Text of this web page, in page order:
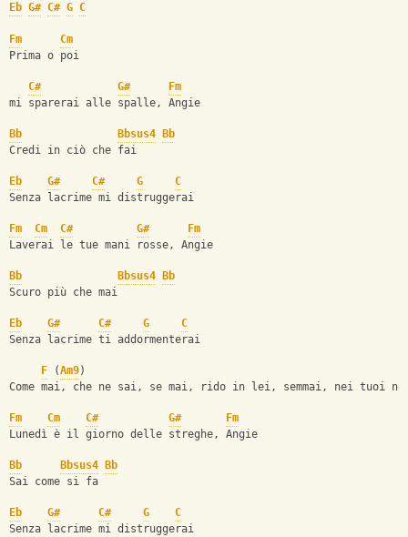
Eb G# C# G C
Fm
Cm
Prima o poi
C# G#
Fm
mi sparerai alle spalle, Angie
Bb Bbsus4
Bb
Credi in ciò che fai
Eb G# C# G
C
Senza lacrime mi distruggerai
Fm Cm C# G#
Fm
Laverai le tue mani rosse, Angie
Bb Bbsus4
Bb
Scuro più che mai
Eb G# C# G
C
Senza lacrime ti addormenterai
F (Am9)
Come mai, che ne sai, se mai, rido in lei, semmai, nei tuoi
Fm Cm C# G#
Fm
Lunedì è il giorno delle streghe, Angie
Bb Bbsus4
Bb
Sai come si fa
Eb G# C# G
C
Senza lacrime mi distruggerai